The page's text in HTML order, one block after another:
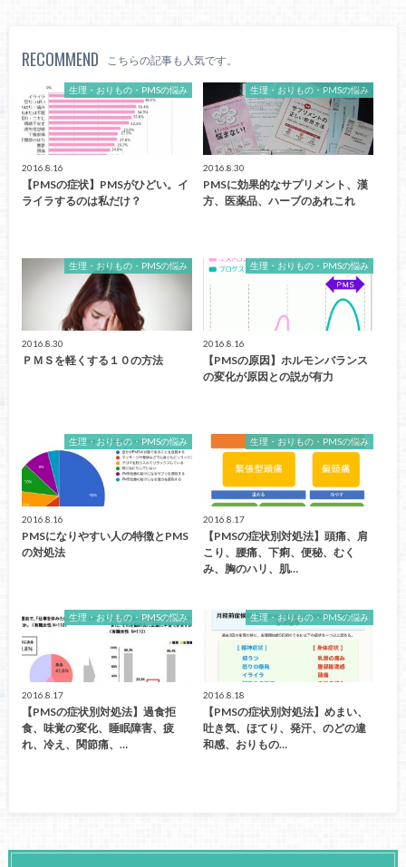
RECOMMEND こちらの記事も人気です。
生理・おりもの・PMSの悩み
2016.8.16
【PMSの症状】PMSがひどい。イ
ライラするのは私だけ？
生理・おりもの・PMSの悩み
2016.8.30
PMSに効果的なサプリメント、漢
方、医薬品、ハーブのあれこれ
生理・おりもの・PMSの悩み
2016.8.30
ＰＭＳを軽くする１０の方法
生理・おりもの・PMSの悩み
2016.8.16
【PMSの原因】ホルモンバランス
の変化が原因との説が有力
生理・おりもの・PMSの悩み
2016.8.16
PMSになりやすい人の特徴とPMS
の対処法
生理・おりもの・PMSの悩み
2016.8.17
【PMSの症状別対処法】頭痛、肩
こり、腰痛、下痢、便秘、むく
み、胸のハリ、肌…
生理・おりもの・PMSの悩み
2016.8.17
【PMSの症状別対処法】過食拒
食、味覚の変化、睡眠障害、疲
れ、冷え、関節痛、…
生理・おりもの・PMSの悩み
2016.8.18
【PMSの症状別対処法】めまい、
吐き気、ほてり、発汗、のどの違
和感、おりもの…